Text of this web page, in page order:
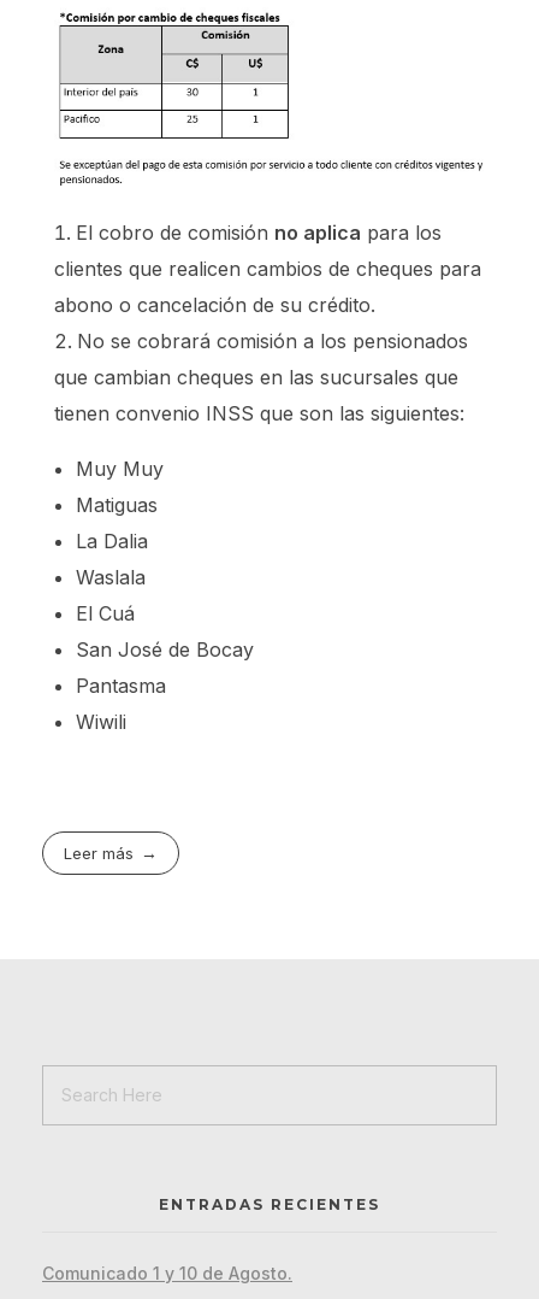
El cobro de comisión no aplica para los
clientes que realicen cambios de cheques para
abono o cancelación de su crédito.
No se cobrará comisión a los pensionados
que cambian cheques en las sucursales que
tienen convenio INSS que son las siguientes:
Muy Muy
Matiguas
La Dalia
Waslala
El Cuá
San José de Bocay
Pantasma
Wiwili
Leer más
ENTRADAS RECIENTES
Comunicado 1 y 10 de Agosto.